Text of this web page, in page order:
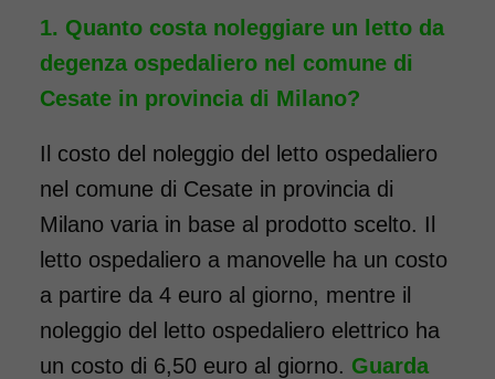
contenimento con materasso
antidecubito e vassoio da letto
con ruote. Il noleggio minimo
è di 7 giorni a 116 euro.
COSTO NOLEGGIO
da 116,00€
SCHEDA COMPLETA
Quanto costa noleggiare un letto da
degenza ospedaliero nel comune di
Cesate in provincia di Milano?
Il costo del noleggio del letto ospedaliero
nel comune di Cesate in provincia di
Milano varia in base al prodotto scelto. Il
letto ospedaliero a manovelle ha un costo
a partire da 4 euro al giorno, mentre il
noleggio del letto ospedaliero elettrico ha
un costo di 6,50 euro al giorno. Guarda